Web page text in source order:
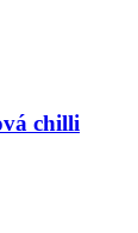
chilli